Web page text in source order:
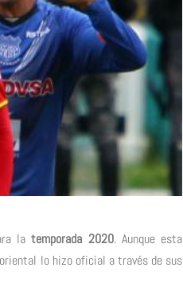
la temporada 2020. Aunque esta
lo hizo oficial a través de sus